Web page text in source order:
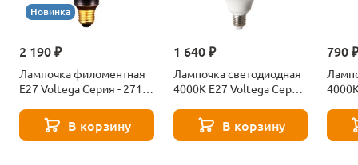
Новинка
2 190 ₽
Лампочка филоментная
Е27 Voltega Серия - 271
В корзину
1 640 ₽
Лампочка светодиодная
4000К Е27 Voltega Серия
В корзину
790